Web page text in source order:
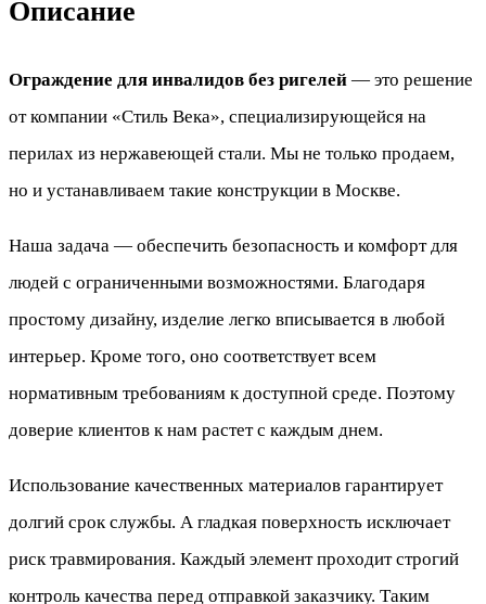
Описание
Ограждение для инвалидов без ригелей — это решение
от компании «Стиль Века», специализирующейся на
перилах из нержавеющей стали. Мы не только продаем,
но и устанавливаем такие конструкции в Москве.
Наша задача — обеспечить безопасность и комфорт для
людей с ограниченными возможностями. Благодаря
простому дизайну, изделие легко вписывается в любой
интерьер. Кроме того, оно соответствует всем
нормативным требованиям к доступной среде. Поэтому
доверие клиентов к нам растет с каждым днем.
Использование качественных материалов гарантирует
долгий срок службы. А гладкая поверхность исключает
риск травмирования. Каждый элемент проходит строгий
контроль качества перед отправкой заказчику. Таким